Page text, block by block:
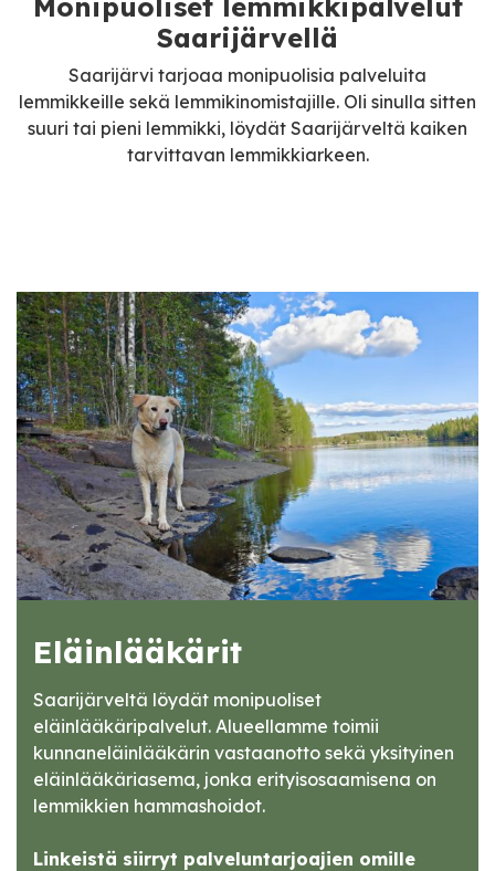
Monipuoliset lemmikkipalvelut
Saarijärvellä
Saarijärvi tarjoaa monipuolisia palveluita
lemmikkeille sekä lemmikinomistajille. Oli sinulla sitten
suuri tai pieni lemmikki, löydät Saarijärveltä kaiken
tarvittavan lemmikkiarkeen.
Eläinlääkärit
Saarijärveltä löydät monipuoliset
eläinlääkäripalvelut. Alueellamme toimii
kunnaneläinlääkärin vastaanotto sekä yksityinen
eläinlääkäriasema, jonka erityisosaamisena on
lemmikkien hammashoidot.
Linkeistä siirryt palveluntarjoajien omille